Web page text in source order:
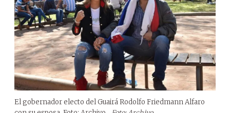
El gobernador electo del Guairá Rodolfo Friedmann Alfaro